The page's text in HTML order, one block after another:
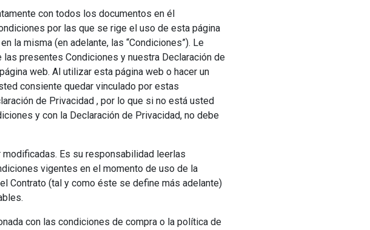
con todos los documentos en él
por las que se rige el uso de esta página
la misma (en adelante, las “Condiciones”). Le
las presentes Condiciones y nuestra Declaración de
web. Al utilizar esta página web o hacer un
consiente quedar vinculado por estas
de Privacidad , por lo que si no está usted
y con la Declaración de Privacidad, no debe
Es su responsabilidad leerlas
vigentes en el momento de uso de la
Contrato (tal y como éste se define más adelante)
con las condiciones de compra o la política de